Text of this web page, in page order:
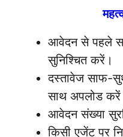
आवेदन से पहले
सुनिश्चित करें।
दस्तावेज साफ-
साथ अपलोड
आवेदन संख्या
किसी एजेंट पर